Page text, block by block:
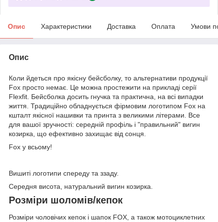
Опис Характеристики Доставка Оплата Умови
Опис
Коли йдеться про якісну бейсболку, то альтернативи продукції
Fox просто немає. Це можна простежити на прикладі серії
Flexfit. Бейсболка досить гнучка та практична, на всі випадки
життя. Традиційно обладнується фірмовим логотипом Fox на
кшталт якісної нашивки та принта з великими літерами. Все
для вашої зручності: середній профіль і "правильний" вигин
козирка, що ефективно захищає від сонця.
Fox у всьому!
Вишиті логотипи спереду та ззаду.
Середня висота, натуральний вигин козирка.
Розміри шоломів/кепок
Розміри чоловічих кепок і шапок FOX, а також мотоциклетних